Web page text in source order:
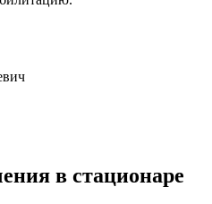
в стационаре